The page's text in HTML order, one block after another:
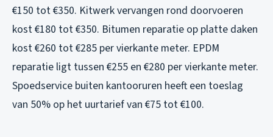
€150 tot €350. Kitwerk vervangen rond doorvoeren
kost €180 tot €350. Bitumen reparatie op platte daken
kost €260 tot €285 per vierkante meter. EPDM
reparatie ligt tussen €255 en €280 per vierkante meter.
Spoedservice buiten kantooruren heeft een toeslag
van 50% op het uurtarief van €75 tot €100.